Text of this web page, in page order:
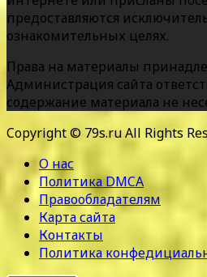
предоставляются
ознакомительных целях.
Права на материалы
Администрация сайта
содержание материала не
Copyright © 79s.ru All Rights
О нас
Политика DMCA
Правообладателям
Карта сайта
Контакты
Политика